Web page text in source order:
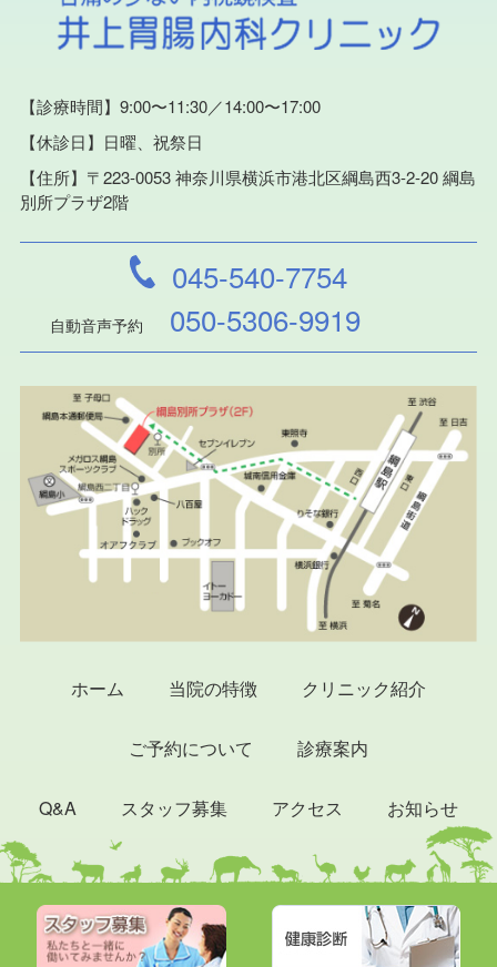
【診療時間】9:00〜11:30／14:00〜17:00
【休診日】日曜、祝祭日
【住所】〒223-0053 神奈川県横浜市港北区綱島西3-2-20綱島
別所プラザ2階
045-540-7754
自動音声予約 050-5306-9919
ホーム 当院の特徴 クリニック紹介
ご予約について 診療案内
Q&A スタッフ募集 アクセス お知らせ